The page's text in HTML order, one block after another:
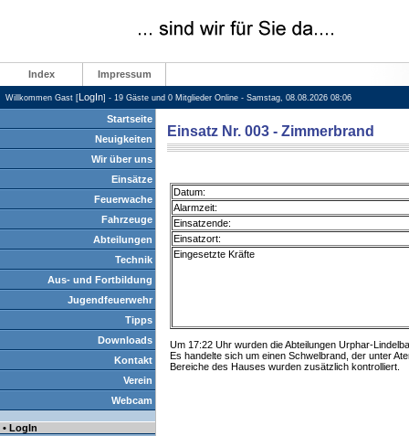
Index Impressum
Willkommen Gast [LogIn] - 19 Gäste und 0 Mitglieder Online - Samstag, 08.08.2026 08:06
Startseite
Neuigkeiten
Wir über uns
Einsätze
Feuerwache
Fahrzeuge
Abteilungen
Technik
Aus- und Fortbildung
Jugendfeuerwehr
Tipps
Downloads
Kontakt
Verein
Webcam
• LogIn
Einsatz Nr. 003 - Zimmerbrand
Datum:
Alarmzeit:
Einsatzende:
Einsatzort:
Eingesetzte Kräfte
Um 17:22 Uhr wurden die Abteilungen Urphar-
Es handelte sich um einen Schwelbrand, der unter
Bereiche des Hauses wurden zusätzlich kontrolliert.